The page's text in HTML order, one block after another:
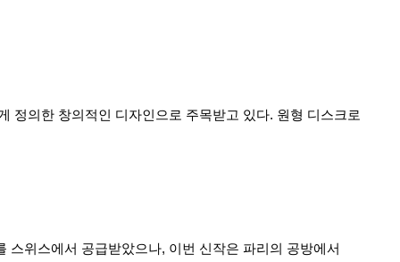
정의한 창의적인 디자인으로 주목받고 있다. 원형 디스크로
위스에서 공급받았으나, 이번 신작은 파리의 공방에서